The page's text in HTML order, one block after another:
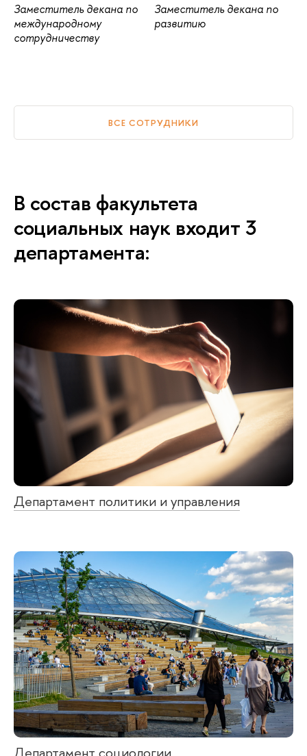
Заместитель декана по
международному
сотрудничеству
Заместитель декана по
развитию
ВСЕ СОТРУДНИКИ
В состав факультета
социальных наук входит 3
департамента:
Департамент политики и управления
Департамент социологии